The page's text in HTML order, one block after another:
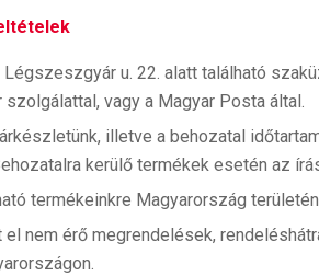
u. 22. alatt található
vagy a Magyar Posta által.
illetve a behozatal
kerülő termékek esetén az
termékeinkre Magyarország
el nem érő megrendelések,